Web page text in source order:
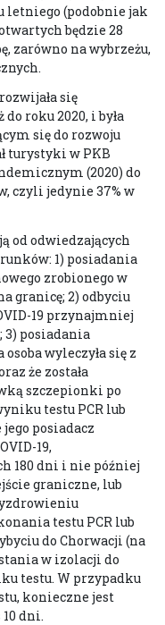
letniego (podobnie jak
będzie 28
zarówno na wybrzeżu,
się
roku 2020, i była
się do rozwoju
turystyki w PKB
(2020) do
czyli jedynie 37% w
od odwiedzających
1) posiadania
zrobionego w
granicę; 2) odbyciu
19 przynajmniej
3) posiadania
wyleczyła się z
że została
szczepionki po
testu PCR lub
posiadacz
19,
180 dni i nie później
graniczne, lub
testu PCR lub
do Chorwacji (na
w izolacji do
testu. W przypadku
konieczne jest
dni.